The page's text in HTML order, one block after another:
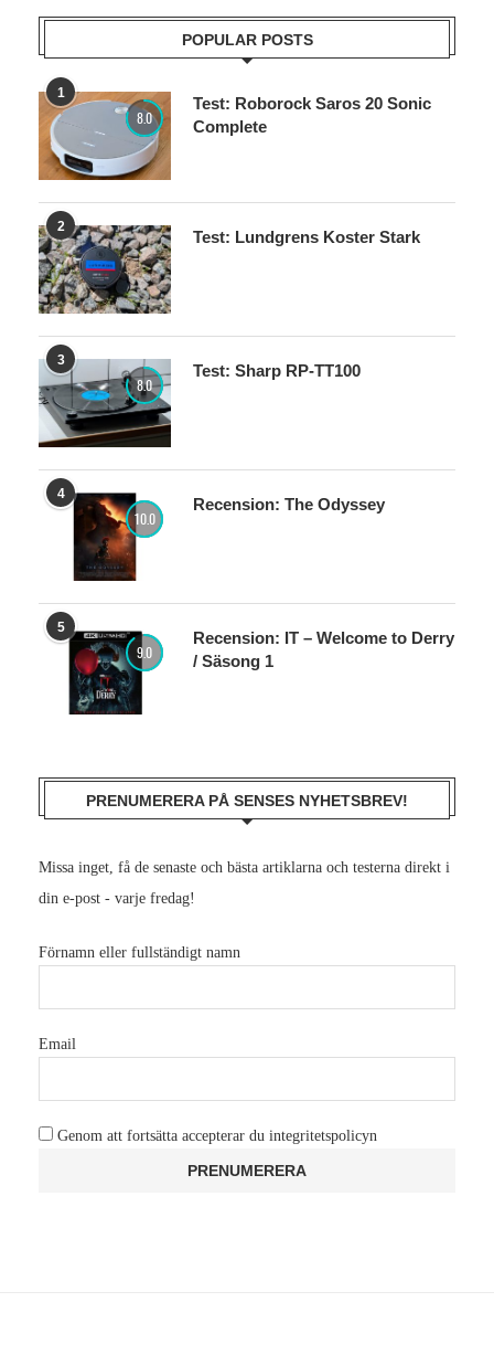
POPULAR POSTS
1
8.0
Test: Roborock Saros 20 Sonic
Complete
2
Test: Lundgrens Koster Stark
3
8.0
Test: Sharp RP-TT100
4
10.0
Recension: The Odyssey
5
9.0
Recension: IT – Welcome to Derry
/ Säsong 1
PRENUMERERA PÅ SENSES NYHETSBREV!
Missa inget, få de senaste och bästa artiklarna och testerna direkt i
din e-post - varje fredag!
Förnamn eller fullständigt namn
Email
Genom att fortsätta accepterar du integritetspolicyn